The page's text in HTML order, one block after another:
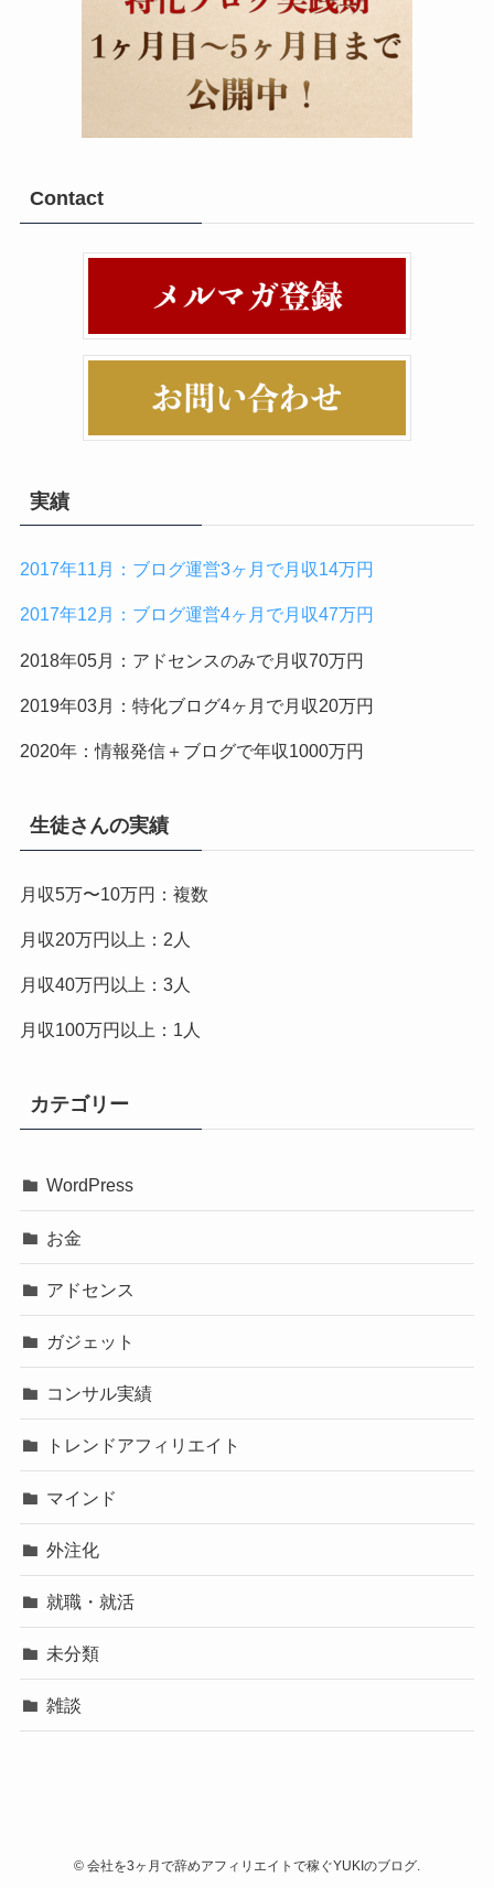
Contact
実績
2017年11月：ブログ運営3ヶ月で月収14万円
2017年12月：ブログ運営4ヶ月で月収47万円
2018年05月：アドセンスのみで月収70万円
2019年03月：特化ブログ4ヶ月で月収20万円
2020年：情報発信＋ブログで年収1000万円
生徒さんの実績
月収5万〜10万円：複数
月収20万円以上：2人
月収40万円以上：3人
月収100万円以上：1人
カテゴリー
WordPress
お金
アドセンス
ガジェット
コンサル実績
トレンドアフィリエイト
マインド
外注化
就職・就活
未分類
雑談
© 会社を3ヶ月で辞めアフィリエイトで稼ぐYUKIのブログ.